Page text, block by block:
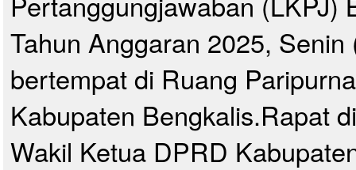
Tahun Anggaran 2025, Senin
bertempat di Ruang
Kabupaten Bengkalis.Rapat
Wakil Ketua DPRD